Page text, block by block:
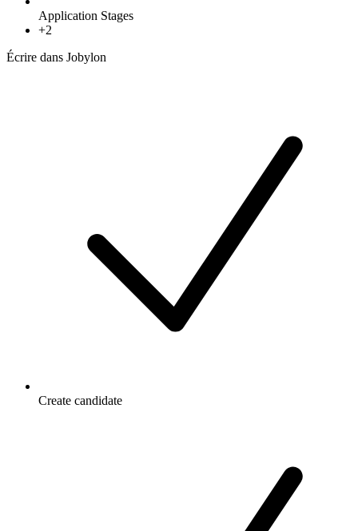
Application Stages
+2
Écrire dans Jobylon
Create candidate